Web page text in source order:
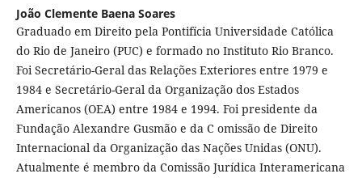
João Clemente Baena Soares
Graduado em Direito pela Pontifícia Universidade Católica
do Rio de Janeiro (PUC) e formado no Instituto Rio Branco.
Foi Secretário-Geral das Relações Exteriores entre 1979 e
1984 e Secretário-Geral da Organização dos Estados
Americanos (OEA) entre 1984 e 1994. Foi presidente da
Fundação Alexandre Gusmão e da C omissão de Direito
Internacional da Organização das Nações Unidas (ONU).
Atualmente é membro da Comissão Jurídica Interamericana